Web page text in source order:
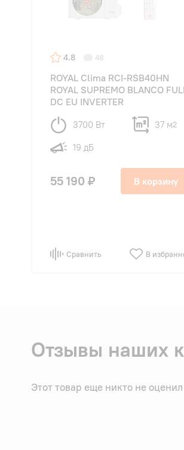
4.8 48
ROYAL Clima RCI-RSB40HN
ROYAL SUPREMO BLANCO
DC EU INVERTER
3700 Вт 37 м2
19 дБ
55 190 ₽ В корзину
Сравнить В
Отзывы наших
Этот товар еще никто не оценил